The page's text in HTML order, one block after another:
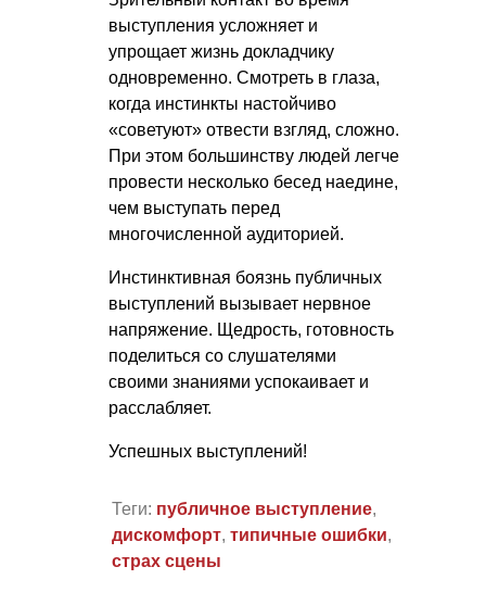
выступления усложняет и
упрощает жизнь докладчику
одновременно. Смотреть в глаза,
когда инстинкты настойчиво
«советуют» отвести взгляд, сложно.
При этом большинству людей легче
провести несколько бесед наедине,
чем выступать перед
многочисленной аудиторией.
Инстинктивная боязнь публичных
выступлений вызывает нервное
напряжение. Щедрость, готовность
поделиться со слушателями
своими знаниями успокаивает и
расслабляет.
Успешных выступлений!
Теги: публичное выступление,
дискомфорт, типичные ошибки,
страх сцены